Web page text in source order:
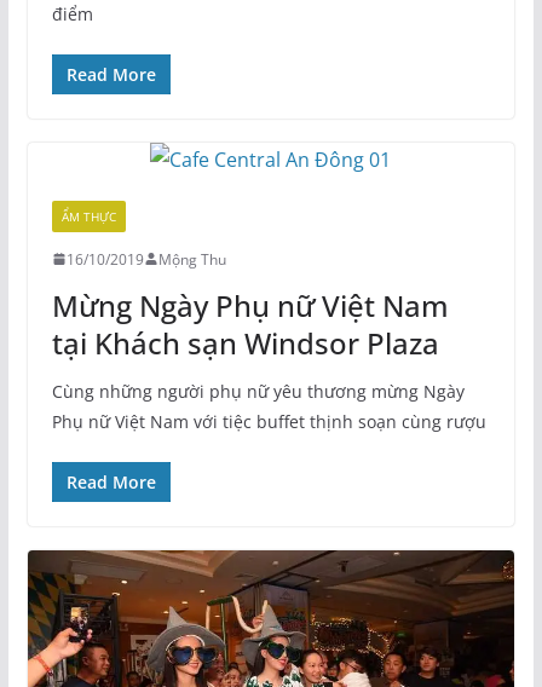
điểm
Read More
ẨM THỰC
16/10/2019 Mộng Thu
Mừng Ngày Phụ nữ Việt Nam
tại Khách sạn Windsor Plaza
Cùng những người phụ nữ yêu thương mừng Ngày
Phụ nữ Việt Nam với tiệc buffet thịnh soạn cùng rượu
Read More